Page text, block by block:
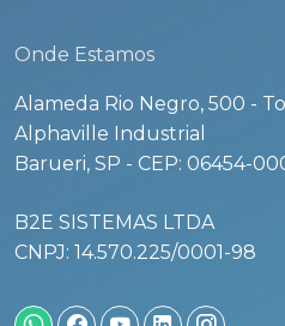
Onde Estamos
Alameda Rio Negro, 500 -
Alphaville Industrial
Barueri, SP - CEP: 06454-
B2E SISTEMAS LTDA
CNPJ: 14.570.225/0001-98